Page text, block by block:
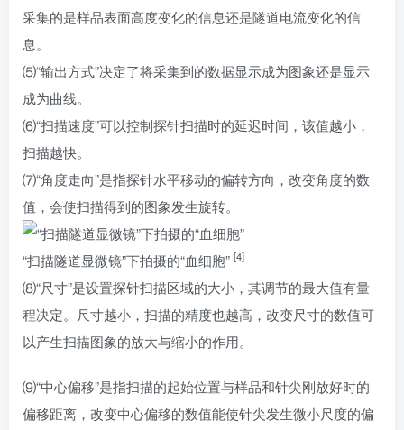
采集的是样品表面高度变化的信息还是隧道电流变化的信
息。
⑸“输出方式”决定了将采集到的数据显示成为图象还是显示
成为曲线。
⑹“扫描速度”可以控制探针扫描时的延迟时间，该值越小，
扫描越快。
⑺“角度走向”是指探针水平移动的偏转方向，改变角度的数
值，会使扫描得到的图象发生旋转。
“扫描隧道显微镜”下拍摄的“血细胞” [4]
⑻“尺寸”是设置探针扫描区域的大小，其调节的最大值有量
程决定。尺寸越小，扫描的精度也越高，改变尺寸的数值可
以产生扫描图象的放大与缩小的作用。
⑼“中心偏移”是指扫描的起始位置与样品和针尖刚放好时的
偏移距离，改变中心偏移的数值能使针尖发生微小尺度的偏